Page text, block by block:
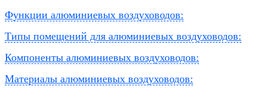
Функции алюминиевых воздуховодов:
Типы помещений для алюминиевых воздуховодов:
Компоненты алюминиевых воздуховодов:
Материалы алюминиевых воздуховодов: